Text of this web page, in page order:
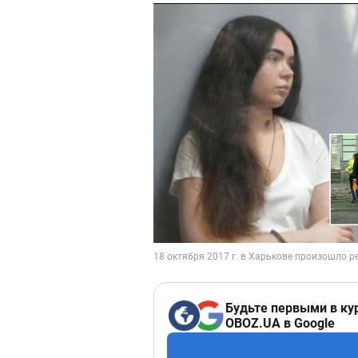
Будьте первыми в
OBOZ.UA в Google